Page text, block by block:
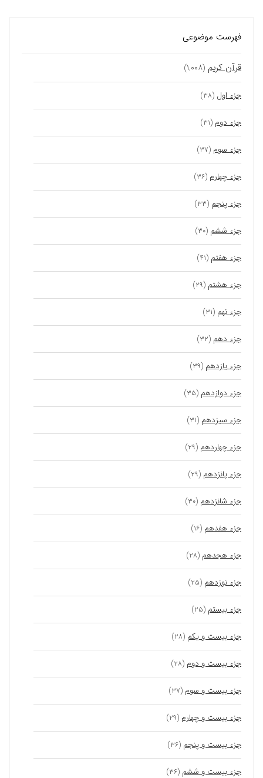
فهرست موضوعی
قرآن کریم (۱,۰۰۸)
جزء اول (۳۸)
جزء دوم (۳۱)
جزء سوم (۳۷)
جزء چهارم (۳۶)
جزء پنجم (۳۳)
جزء ششم (۳۰)
جزء هفتم (۴۱)
جزء هشتم (۲۹)
جزء نهم (۳۱)
جزء دهم (۳۲)
جزء یازدهم (۳۹)
جزء دوازدهم (۳۵)
جزء سیزدهم (۳۱)
جزء چهاردهم (۲۹)
جزء پانزدهم (۲۹)
جزء شانزدهم (۳۰)
جزء هفدهم (۱۶)
جزء هجدهم (۲۸)
جزء نوزدهم (۲۵)
جزء بیستم (۲۵)
جزء بیست و یکم (۲۸)
جزء بیست و دوم (۲۸)
جزء بیست و سوم (۳۷)
جزء بیست و چهارم (۲۹)
جزء بیست و پنجم (۳۶)
جزء بیست و ششم (۳۶)